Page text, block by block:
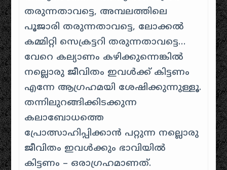
തരുന്നതാവട്ടെ, അമ്പലത്തിലെ
പൂജാരി തരുന്നതാവട്ടെ, ലോക്കല്‍
കമ്മിറ്റി സെക്രട്ടറി തരുന്നതാവട്ടെ…
വേറെ കല്യാണം കഴിക്കുന്നെങ്കിൽ
നല്ലൊരു ജീവിതം ഇവൾക്ക് കിട്ടണം
എന്നേ ആഗ്രഹമയി ശേഷിക്കുന്നുള്ളൂ.
തന്നിലുറങ്ങിക്കിടക്കുന്ന
കലാബോധത്തെ
പ്രോത്സാഹിപ്പിക്കാൻ പറ്റുന്ന നല്ലൊരു
ജീവിതം ഇവൾക്കും ഭാവിയിൽ
കിട്ടണം – ഒരാഗ്രഹമാണത്.